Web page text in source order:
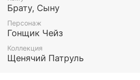
Брату, Сыну
Персонаж
Гонщик Чейз
Коллекция
Щенячий Патруль